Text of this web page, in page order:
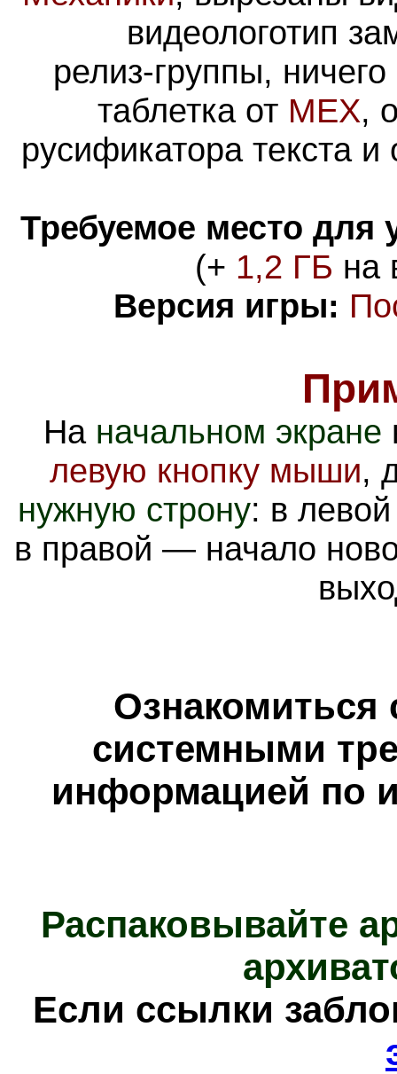
видеологотип
релиз-группы,
таблетка от MEX,
русификатора текста и
Требуемое место для
(+ 1,2 ГБ на
Версия игры:
На начальном экране
левую кнопку мыши,
нужную строну: в
в правой — начало
Ознакомиться
системными
информацией по
Распаковывайте
Если ссылки